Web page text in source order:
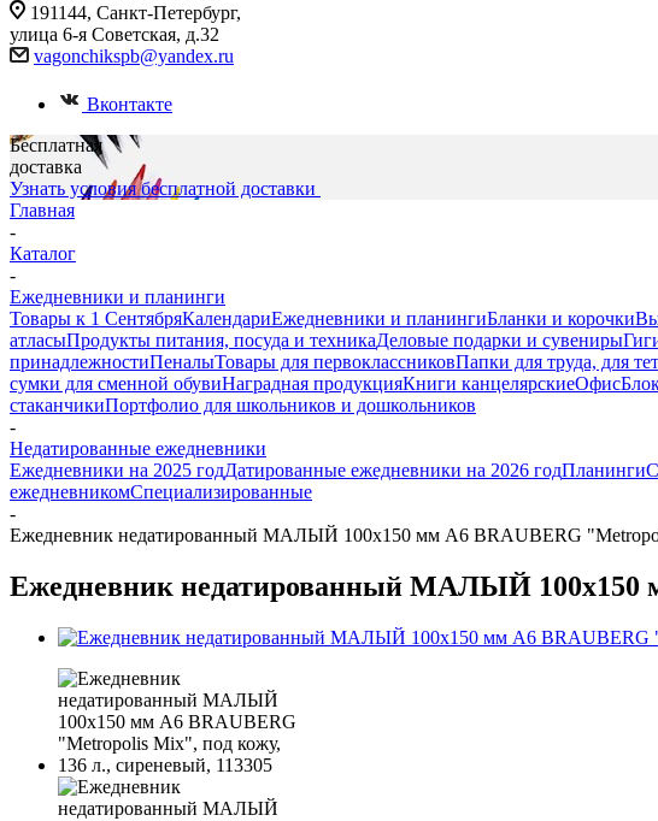
191144, Санкт-Петербург,
улица 6-я Советская, д.32
vagonchikspb@yandex.ru
Вконтакте
Бесплатная
доставка
Узнать условия бесплатной доставки
Главная
-
Каталог
-
Ежедневники и планинги
Товары к 1 СентябряКалендариЕжедневники и планингиБланки и корочки
атласыПродукты питания, посуда и техникаДеловые подарки и сувениры
принадлежностиПеналыТовары для первоклассниковПапки для труда, для
сумки для сменной обувиНаградная продукцияКниги канцелярскиеОфис
стаканчикиПортфолио для школьников и дошкольников
-
Недатированные ежедневники
Ежедневники на 2025 годДатированные ежедневники на 2026 годПланинги
ежедневникомСпециализированные
-
Ежедневник недатированный МАЛЫЙ 100х150 мм А6 BRAUBERG
Ежедневник недатированный МАЛЫЙ 100х150